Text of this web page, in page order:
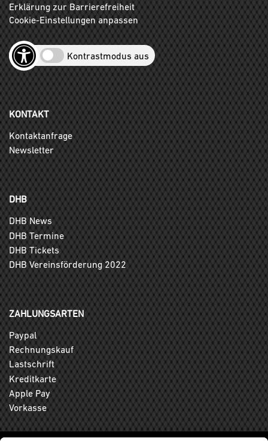
Erklärung zur Barrierefreiheit
Cookie-Einstellungen anpassen
Kontrastmodus aus
KONTAKT
Kontaktanfrage
Newsletter
DHB
DHB News
DHB Termine
DHB Tickets
DHB Vereinsförderung 2022
ZAHLUNGSARTEN
Paypal
Rechnungskauf
Lastschrift
Kreditkarte
Apple Pay
Vorkasse